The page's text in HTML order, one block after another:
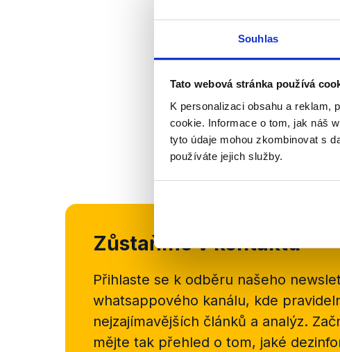
Souhlas
Tato webová stránka používá
K personalizaci obsahu a
cookie. Informace o tom, jak náš
tyto údaje mohou zkombinovat s
používáte jejich služby.
Zůstaňme v kontaktu
Přihlaste se k odběru našeho
whatsappového kanálu, kde
nejzajímavějších článků a analýz.
mějte tak přehled o tom, jaké